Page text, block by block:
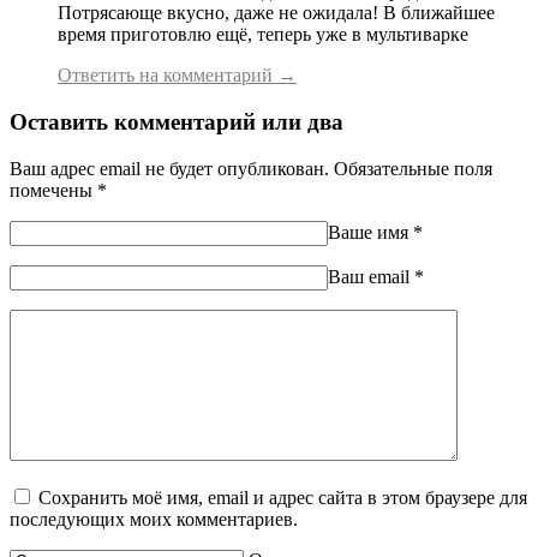
Потрясающе вкусно, даже не ожидала! В ближайшее
время приготовлю ещё, теперь уже в мультиварке
Ответить на комментарий →
Оставить комментарий или два
Ваш адрес email не будет опубликован. Обязательные поля
помечены *
Ваше имя *
Ваш еmail *
Сохранить моё имя, email и адрес сайта в этом браузере для
последующих моих комментариев.